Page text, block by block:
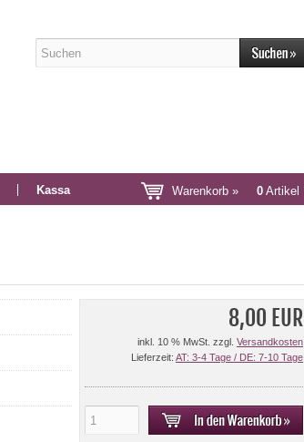
Kassa Warenkorb » 0 Artikel
8,00 EUR
inkl. 10 % MwSt. zzgl. Versandkosten
Lieferzeit: AT: 3-4 Tage / DE: 7-10 Tage